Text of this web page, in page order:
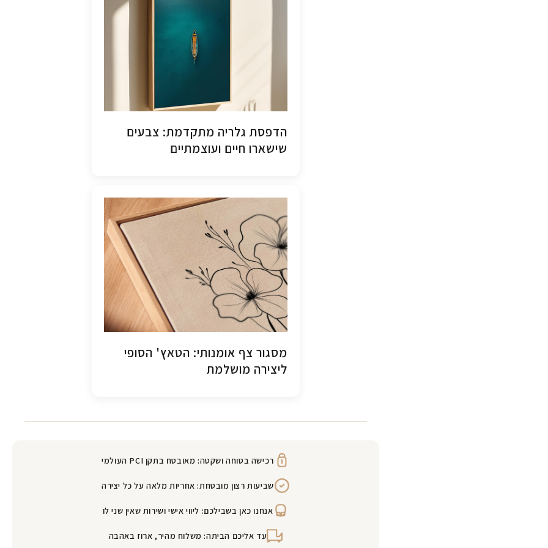
הדפסת גלריה מתקדמת: צבעים
שישארו חיים ועוצמתיים
מסגור צף אומנותי: הטאץ' הסופי
ליצירה מושלמת
רכישה בטוחה ושקטה: מאובטח בתקן PCI העולמי
שביעות רצון מובטחת: אחריות מלאה על כל יצירה
אנחנו כאן בשבילכם: ליווי אישי ושירות שאין שני לו
עד אליכם הביתה: משלוח מהיר, ארוז באהבה